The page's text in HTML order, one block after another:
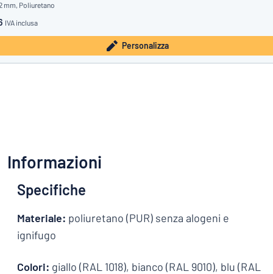
mm, Poliuretano
IVA inclusa
Personalizza
Informazioni
Specifiche
Materiale: poliuretano (PUR) senza alogeni e
ignifugo
Colori: giallo (RAL 1018), bianco (RAL 9010), blu (RAL